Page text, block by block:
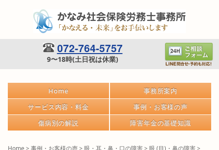
072-764-5757
9〜18時(土日祝は休業)
Home
事務所案内
サービス内容・料金
事例・お客様の声
傷病別の解説
障害年金の基礎知識